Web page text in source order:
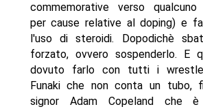
commemorative verso
per cause relative al doping) e
l'uso di steroidi. Dopodichè
forzato, ovvero sospenderlo. E
dovuto farlo con tutti i
Funaki che non conta un tubo,
signor Adam Copeland che